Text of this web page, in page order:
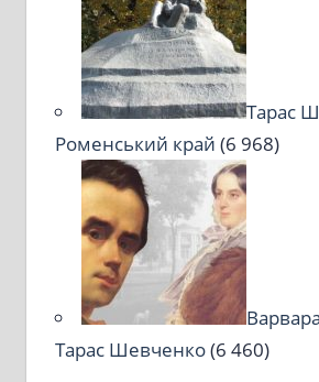
Тарас
Роменський край (6 968)
Тарас Шевченко(6 460)